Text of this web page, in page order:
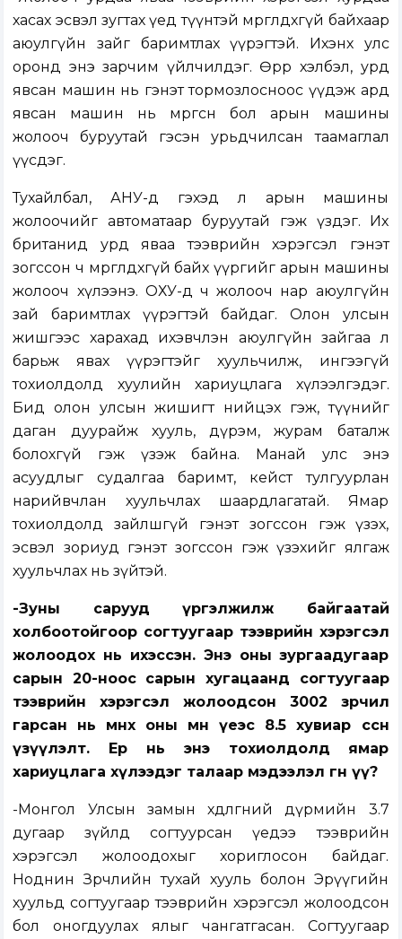
хасах эсвэл зугтах үед түүнтэй мөргөлдөхгүй байхаар
аюулгүйн зайг баримтлах үүрэгтэй. Ихэнх улс
оронд энэ зарчим үйлчилдэг. Өөрөөр хэлбэл, урд
явсан машин нь гэнэт тормозлосноос үүдэж ард
явсан машин нь мөргөсөн бол арын машины
жолооч буруутай гэсэн урьдчилсан таамаглал
үүсдэг.
Тухайлбал, АНУ-д гэхэд л арын машины
жолоочийг автоматаар буруутай гэж үздэг. Их
британид урд яваа тээврийн хэрэгсэл гэнэт
зогссон ч мөргөлдөхгүй байх үүргийг арын машины
жолооч хүлээнэ. ОХУ-д ч жолооч нар аюулгүйн
зай баримтлах үүрэгтэй байдаг. Олон улсын
жишгээс харахад ихэвчлэн аюулгүйн зайгаа л
барьж явах үүрэгтэйг хуульчилж, ингээгүй
тохиолдолд хуулийн хариуцлага хүлээлгэдэг.
Бид олон улсын жишигт нийцэх гэж, түүнийг
даган дуурайж хууль, дүрэм, журам баталж
болохгүй гэж үзэж байна. Манай улс энэ
асуудлыг судалгаа баримт, кейст тулгуурлан
нарийвчлан хуульчлах шаардлагатай. Ямар
тохиолдолд зайлшгүй гэнэт зогссон гэж үзэх,
эсвэл зориуд гэнэт зогссон гэж үзэхийг ялгаж
хуульчлах нь зүйтэй.
-Зуны сарууд үргэлжилж байгаатай
холбоотойгоор согтуугаар тээврийн хэрэгсэл
жолоодох нь ихэссэн. Энэ оны зургаадугаар
сарын 20-ноос сарын хугацаанд согтуугаар
тээврийн хэрэгсэл жолоодсон 3002 зөрчил
гарсан нь өмнөх оны мөн үеэс 8.5 хувиар өссөн
үзүүлэлт. Ер нь энэ тохиолдолд ямар
хариуцлага хүлээдэг талаар мэдээлэл өгнө үү?
-Монгол Улсын замын хөдөлгөөний дүрмийн 3.7
дугаар зүйлд согтуурсан үедээ тээврийн
хэрэгсэл жолоодохыг хориглосон байдаг.
Ноднин Зөрчлийн тухай хууль болон Эрүүгийн
хуульд согтуугаар тээврийн хэрэгсэл жолоодсон
бол оногдуулах ялыг чангатгасан. Согтуугаар